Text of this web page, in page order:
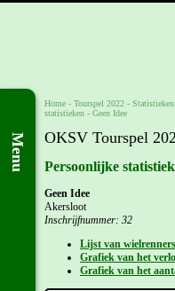
Menu
Home - Tourspel 2022 -
statistieken - Geen Idee
OKSV Tourspel
Persoonlijke
Geen Idee
Akersloot
Inschrijfnummer: 32
Lijst van wielrenners
Grafiek van het
Grafiek van het